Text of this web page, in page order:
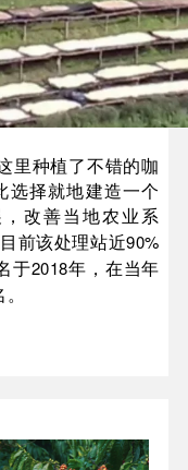
里种植了不错的咖
选择就地建造一个
改善当地农业系
前该处理站近90%
于2018年，在当年